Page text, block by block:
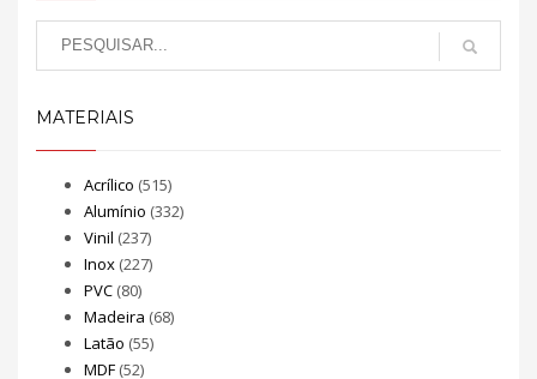
MATERIAIS
Acrílico (515)
Alumínio (332)
Vinil (237)
Inox (227)
PVC (80)
Madeira (68)
Latão (55)
MDF (52)